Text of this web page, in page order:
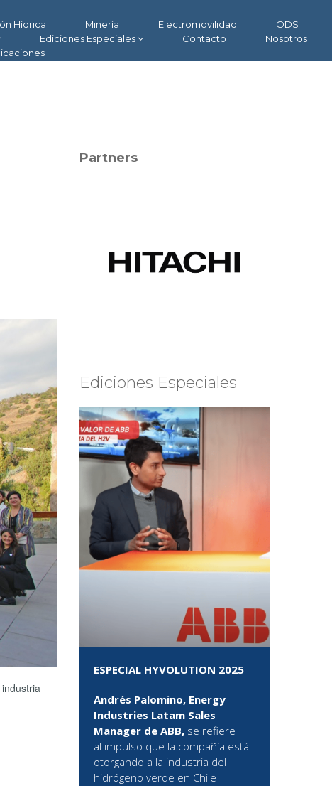
Hídrica Minería Electromovilidad
ODS
Ediciones Especiales Contacto
Nosotros
Partners
Ediciones Especiales
ESPECIAL HYVOLUTION 2025
Andrés Palomino, Energy
Industries Latam Sales
Manager de ABB, se refiere
al impulso que la compañía está
otorgando a la industria del
hidrógeno verde en Chile